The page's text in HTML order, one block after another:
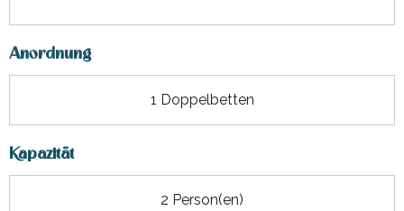
Anordnung
1 Doppelbetten
Kapazität
2 Person(en)